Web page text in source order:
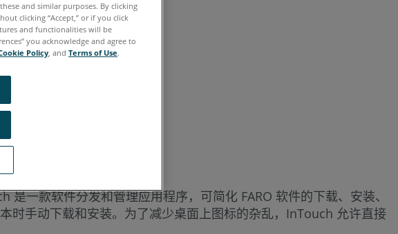
一款软件分发和管理应用程序，可简化 FARO 软件的下载、安装、
时手动下载和安装。为了减少桌面上图标的杂乱，InTouch 允许直接
and similar purposes. By clicking
clicking “Accept,” or if you click
and functionalities will be
you acknowledge and agree to
Policy, and Terms of Use.